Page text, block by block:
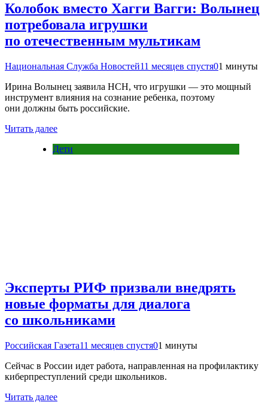
Колобок вместо Хагги Вагги: Волынец
потребовала игрушки
по отечественным мультикам
Национальная Служба Новостей11 месяцев спустя01 минуты
Ирина Волынец заявила НСН, что игрушки — это мощный
инструмент влияния на сознание ребенка, поэтому
они должны быть российские.
Читать далее
Дети
Эксперты РИФ призвали внедрять
новые форматы для диалога
со школьниками
Российская Газета11 месяцев спустя01 минуты
Сейчас в России идет работа, направленная на профилактику
киберпреступлений среди школьников.
Читать далее